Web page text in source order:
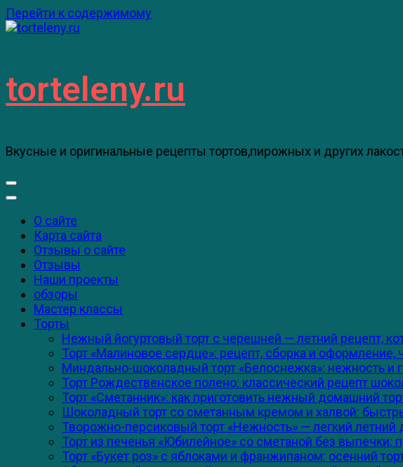
Перейти к содержимому
torteleny.ru
Вкусные и оригинальные рецепты тортов,пирожных и других
О сайте
Карта сайта
Отзывы о сайте
Отзывы
Наши проекты
обзоры
Мастер классы
Торты
Нежный йогуртовый торт с черешней — летний рецепт,
Торт «Малиновое сердце»: рецепт, сборка и
Миндально-шоколадный торт «Белоснежка»: нежность и
Торт Рождественское полено: классический рецепт
Торт «Сметанник»: как приготовить нежный домашний
Шоколадный торт со сметанным кремом и халвой:
Творожно-персиковый торт «Нежность» — легкий летний
Торт из печенья «Юбилейное» со сметаной без выпечки:
Торт «Букет роз» с яблоками и франжипаном: осенний